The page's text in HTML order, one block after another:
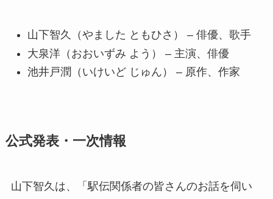
山下智久（やました ともひさ） – 俳優、歌手
大泉洋（おおいずみ よう） – 主演、俳優
池井戸潤（いけいど じゅん） – 原作、作家
公式発表・一次情報
山下智久は、「駅伝関係者の皆さんのお話を伺い